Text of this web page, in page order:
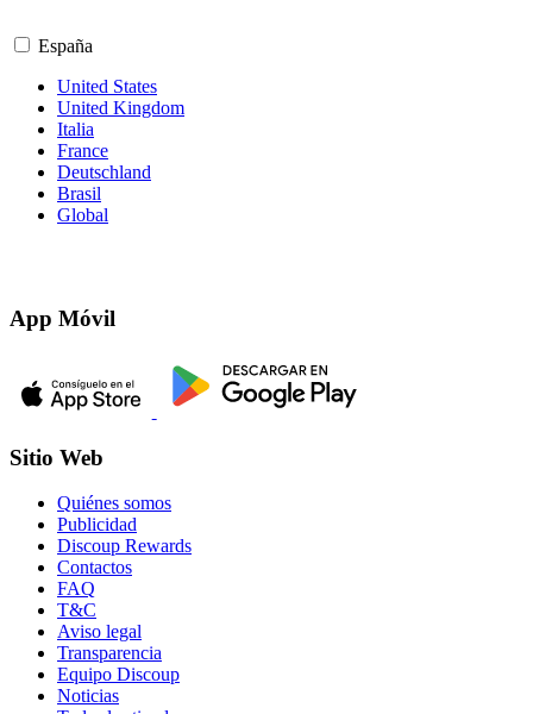
España
United States
United Kingdom
Italia
France
Deutschland
Brasil
Global
App Móvil
Sitio Web
Quiénes somos
Publicidad
Discoup Rewards
Contactos
FAQ
T&C
Aviso legal
Transparencia
Equipo Discoup
Noticias